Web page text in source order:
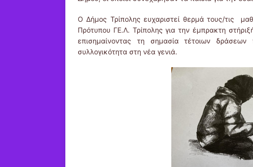
Ο Δήμος Τρίπολης ευχαριστεί θερμά τους/τις
Πρότυπου ΓΕ.Λ. Τρίπολης για την έμπρακτη
επισημαίνοντας τη σημασία τέτοιων
συλλογικότητα στη νέα γενιά.